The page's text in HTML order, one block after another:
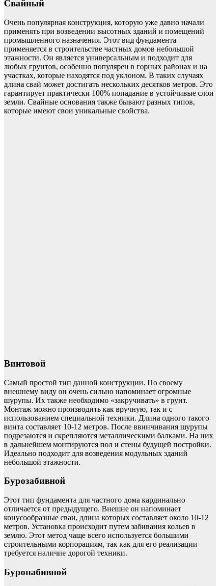
Свайный
Очень популярная конструкция, которую уже давно начали
применять при возведении высотных зданий и помещений
промышленного назначения. Этот вид фундамента
применяется в строительстве частных домов небольшой
этажности. Он является универсальным и подходит для
любых грунтов, особенно популярен в горных районах и на
участках, которые находятся под уклоном. В таких случаях
длина свай может достигать нескольких десятков метров. Это
гарантирует практически 100% попадание в устойчивые слои
земли. Свайные основания также бывают разных типов,
которые имеют свои уникальные свойства.
Винтовой
Самый простой тип данной конструкции. По своему
внешнему виду он очень сильно напоминает огромные
шурупы. Их также необходимо «закручивать» в грунт.
Монтаж можно производить как вручную, так и с
использованием специальной техники. Длина одного такого
винта составляет 10-12 метров. После ввинчивания шурупы
подрезаются и скрепляются металлическими балками. На них
в дальнейшем монтируются пол и стены будущей постройки.
Идеально подходит для возведения модульных зданий
небольшой этажности.
Бурозабивной
Этот тип фундамента для частного дома кардинально
отличается от предыдущего. Внешне он напоминает
конусообразные сваи, длина которых составляет около 10-12
метров. Установка происходит путем забивания кольев в
землю. Этот метод чаще всего используется большими
строительными корпорациям, так как для его реализации
требуется наличие дорогой техники.
Буронабивной